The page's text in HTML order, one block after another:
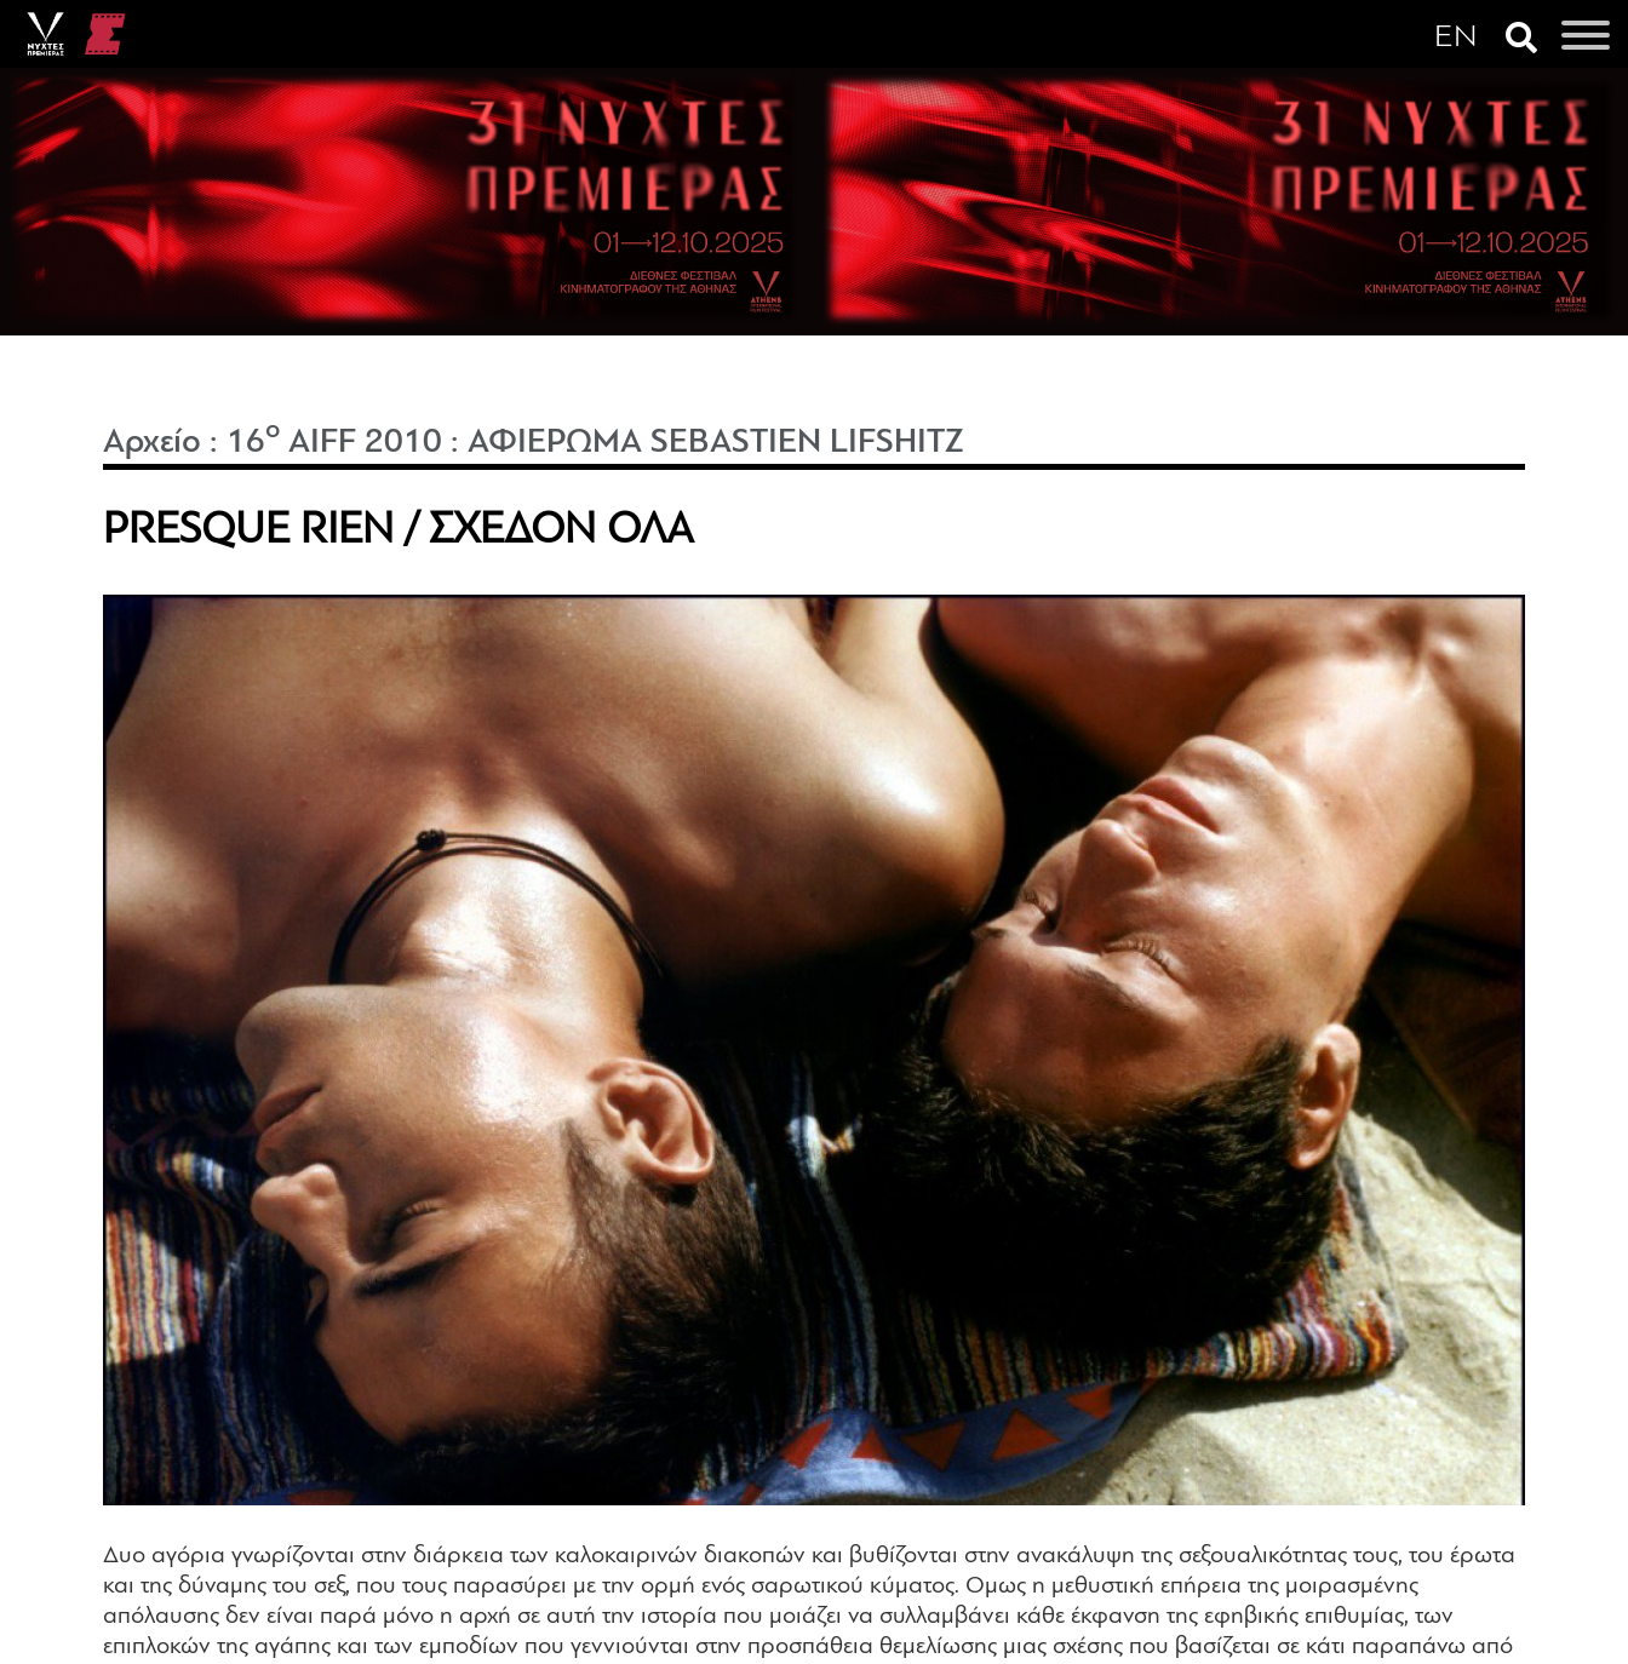
Αρχείο : 16o AIFF 2010 :ΑΦΙΕΡΩΜΑ SEBASTIEN LIFSHITZ
PRESQUE RIEN / ΣΧΕΔΟΝ ΟΛΑ
Δυο αγόρια γνωρίζονται στην διάρκεια των καλοκαιρινών διακοπών και βυθίζονται στην ανακάλυψη της σεξουαλικότητας τους, του έρωτα
και της δύναμης του σεξ, που τους παρασύρει με την ορμή ενός σαρωτικού κύματος. Oμως η μεθυστική επήρεια της μοιρασμένης
απόλαυσης δεν είναι παρά μόνο η αρχή σε αυτή την ιστορία που μοιάζει να συλλαμβάνει κάθε έκφανση της εφηβικής επιθυμίας, των
επιπλοκών της αγάπης και των εμποδίων που γεννιούνται στην προσπάθεια θεμελίωσης μιας σχέσης που βασίζεται σε κάτι παραπάνω από